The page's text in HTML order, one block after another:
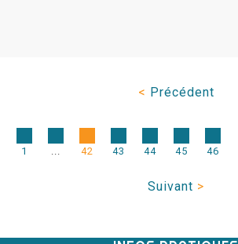
< Précédent
1 ... 42 43 44 45 46
Suivant >